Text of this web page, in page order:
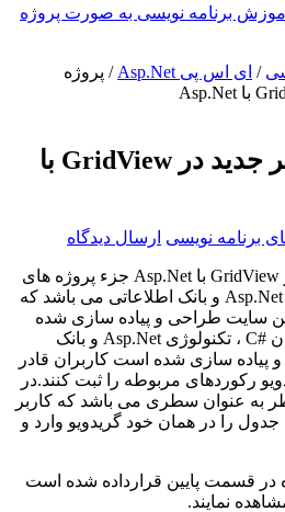
آموزش برنامه نویسی به صورت پروژه
/ ای اس پی Asp.Net / پروژه
پروژه افزودن سطر جدید در GridView با
برنامه نویسی ارسال دیدگاه
GridView با Asp.Net جزء پروژه های
Asp.Net و بانک اطلاعاتی می باشد که
سایت طراحی و پیاده سازی شده
C# ، تکنولوژی Asp.Net و بانک
پیاده سازی شده است کاربران قادر
رکوردهای مربوطه را ثبت کنند.در
به عنوان سطری می باشد که کاربر
را در همان خود گریدویو وارد و
در قسمت پایین قرارداده شده است
نمایند.